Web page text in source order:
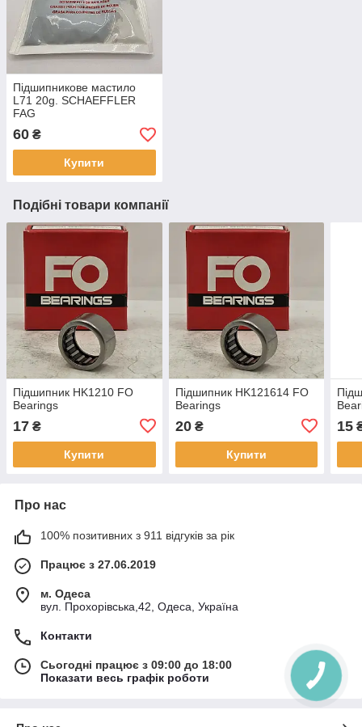
Підшипникове мастило
L71 20g. SCHAEFFLER
FAG
60 ₴
Купити
Подібні товари компанії
Підшипник HK1210 FO
Bearings
17 ₴
Купити
Підшипник HK121614 FO
Bearings
20₴
Купити
15
Про нас
100% позитивних з 911 відгуків за рік
Працює з 27.06.2019
м. Одеса
вул. Прохорівська,42, Одеса, Україна
Контакти
Сьогодні працює з 09:00 до 18:00
Показати весь графік роботи